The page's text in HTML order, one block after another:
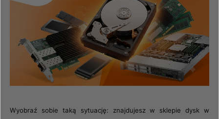
Wyobraź sobie taką sytuację: znajdujesz w sklepie dysk w